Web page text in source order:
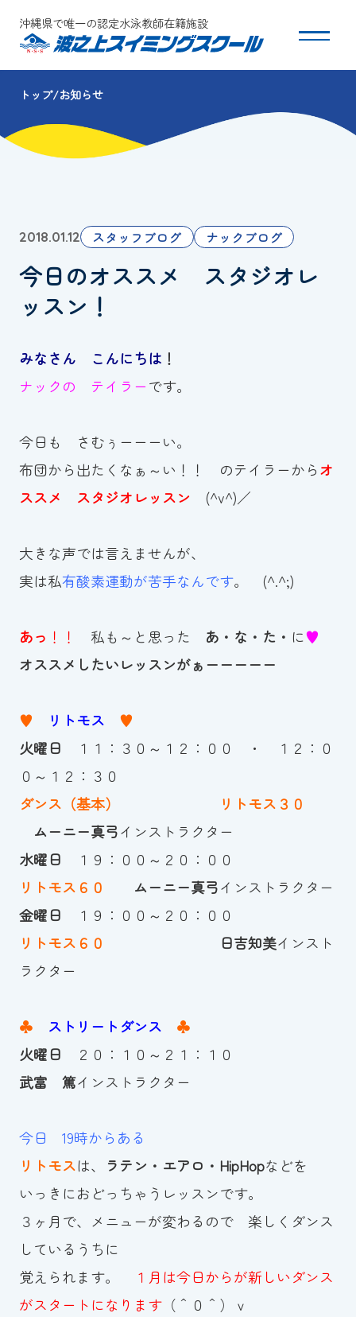
沖縄県で唯一の認定水泳教師在籍施設
スクールについて
コース・クラス紹介
団体会員募集
保護者の方へ
お知らせ
波スイタイムズ
Tel.098-863-7264
メールでお問い合わせ
スイミングスクールの
体験申し込みはこちら!
トップ お知らせ
2018.01.12 スタッフブログ ナックブログ
今日のオススメ スタジオレ
ッスン！
みなさん こんにちは ！
ナックの テイラーです。
今日も さむぅーーーい。
布団から出たくなぁ～い！！ のテイラーからオ
ススメ スタジオレッスン (^v^)／
大きな声では言えませんが、
実は私有酸素運動が苦手なんです。 (^.^;)
あっ ！！ 私も～と思った あ・な・た・ に♥
オススメしたいレッスンがぁーーーーー
♥ リトモス ♥
火曜日
１１：３０～１２：００ ・ １２：０
０～１２：３０
ダンス（基本）
リトモス３０
ムーニー真弓インストラクター
水曜日
１９：００～２０：００
リトモス６０
ムーニー真弓インストラクター
金曜日 １９：００～２０：００
リトモス６０
日吉知美インスト
ラクター
♣ ストリートダンス ♣
火曜日 ２０：１０～２１：１０
武富 篤インストラクター
今日 19時からある
リトモスは、 ラテン・エアロ・HipHopなどを
いっきにおどっちゃうレッスンです。
３ヶ月で、メニューが変わるので 楽しくダンス
しているうちに
覚えられます。
１月は今日からが新しいダンス
がスタートになります（＾０＾）ｖ